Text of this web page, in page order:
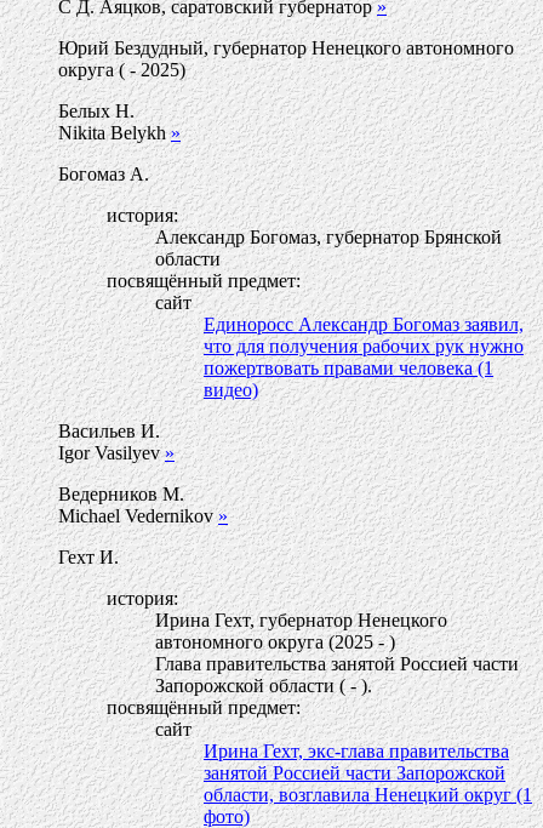
С Д. Аяцков, саратовский губернатор»
Юрий Бездудный, губернатор Ненецкого автономного
округа ( - 2025)
Белых Н.
Nikita Belykh»
Богомаз А.
история:
Александр Богомаз, губернатор Брянской
области
посвящённый предмет:
сайт
Единоросс Александр Богомаз заявил,
что для получения рабочих рук нужно
пожертвовать правами человека (1
видео)
Васильев И.
Igor Vasilyev»
Ведерников М.
Michael Vedernikov»
Гехт И.
история:
Ирина Гехт, губернатор Ненецкого
автономного округа (2025 - )
Глава правительства занятой Россией части
Запорожской области ( - ).
посвящённый предмет:
сайт
Ирина Гехт, экс-глава правительства
занятой Россией части Запорожской
области, возглавила Ненецкий округ (1
фото)